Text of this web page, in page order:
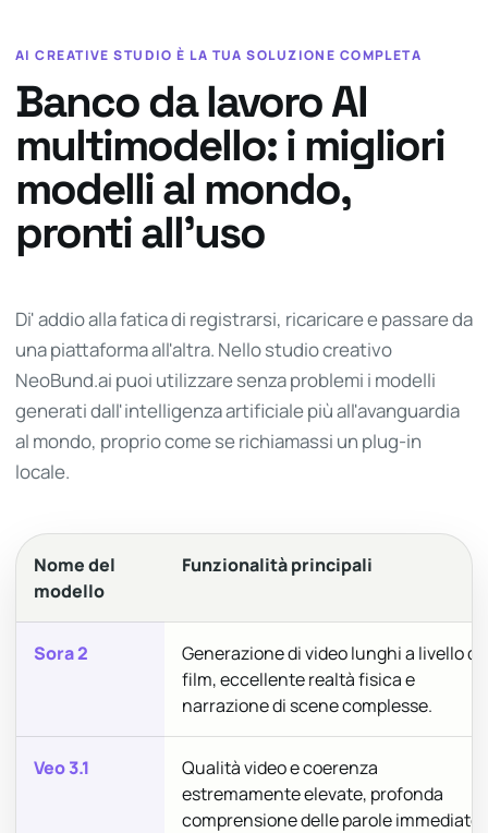
AI CREATIVE STUDIO È LA TUA SOLUZIONE COMPLETA
Banco da lavoro AI
multimodello: i migliori
modelli al mondo,
pronti all'uso
Di' addio alla fatica di registrarsi, ricaricare e passare da
una piattaforma all'altra. Nello studio creativo
NeoBund.ai puoi utilizzare senza problemi i modelli
generati dall'intelligenza artificiale più all'avanguardia
al mondo, proprio come se richiamassi un plug-in
locale.
Nome del
modello
Funzionalità principali
Sora 2
Generazione di video lunghi a livello di
film, eccellente realtà fisica e
narrazione di scene complesse.
Veo 3.1
Qualità video e coerenza
estremamente elevate, profonda
comprensione delle parole immediate